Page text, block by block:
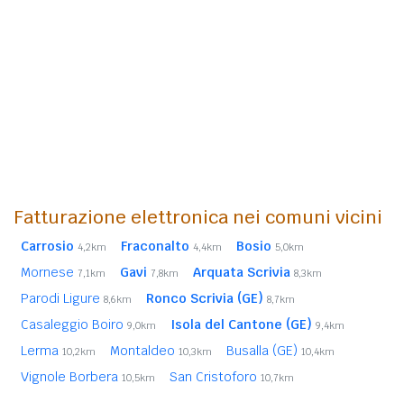
Fatturazione elettronica nei comuni vicini
Carrosio 4,2km Fraconalto 4,4km Bosio 5,0km
Mornese 7,1km Gavi 7,8km Arquata Scrivia 8,3km
Parodi Ligure 8,6km Ronco Scrivia (GE) 8,7km
Casaleggio Boiro 9,0km Isola del Cantone (GE) 9,4km
Lerma 10,2km Montaldeo 10,3km Busalla (GE) 10,4km
Vignole Borbera 10,5km San Cristoforo 10,7km